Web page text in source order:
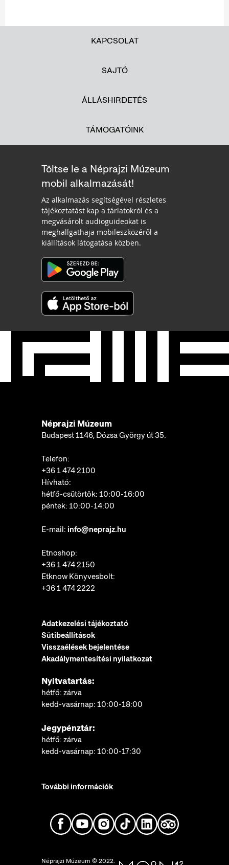
KAPCSOLAT
SAJTÓ
ÁLLÁSHIRDETÉS
TÁMOGATÓINK
Töltse le a Néprajzi Múzeum
mobil alkalmazását!
Az alkalmazás segítségével részletes
tájékoztatást kap a tárlatokról és a
megvásárolt audioguideokat is
meghallgathaja mobileszközéről a
kiállítások látogatása közben.
Néprajzi Múzeum
Budapest 1146, Dózsa György út 35.
Telefon:
+36 1 474 2100
Hívható:
hétfő-csütörtök: 10:00-16:00
péntek: 10:00-14:00
E-mail: info@neprajz.hu
Etnoshop:
+36 1 474 2150
Etknow Könyvesbolt:
+36 1 474 2222
Adatkezelési tájékoztató
Sütibeállítások
Visszaélések bejelentése
Akadálymentesítési nyilatkozat
Nyitvatartás:
hétfő: zárva
kedd-vasárnap: 10:00-18:00
Jegypénztár:
hétfő: zárva
kedd-vasárnap: 10:00-17:30
További információk
Néprajzi Múzeum © 2022.